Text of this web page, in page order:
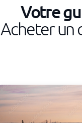
Votre
Acheter un